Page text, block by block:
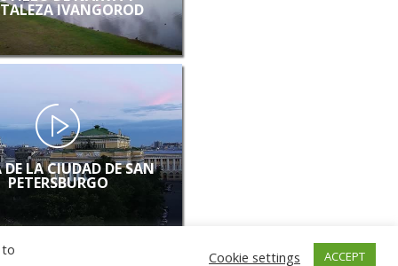
IVANGOROD
DE LA CIUDAD DE SAN
PETERSBURGO
to Cookie settings ACCEPT